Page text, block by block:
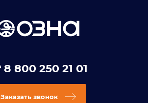
8 800 250 21 01
Заказать звонок